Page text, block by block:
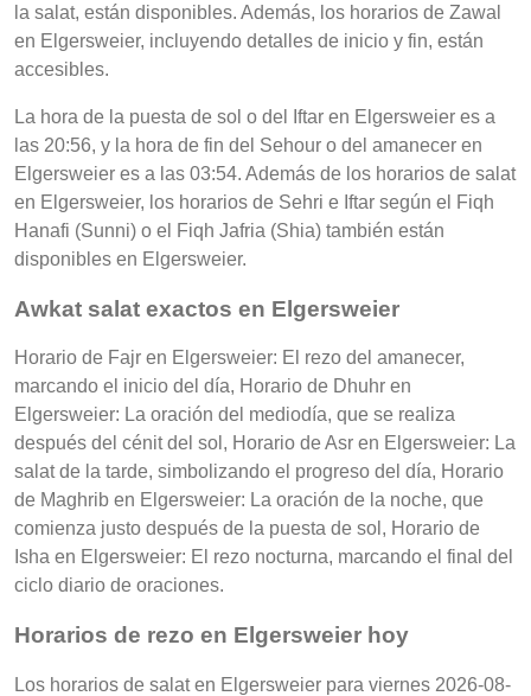
la salat, están disponibles. Además, los horarios de Zawal
en Elgersweier, incluyendo detalles de inicio y fin, están
accesibles.
La hora de la puesta de sol o del Iftar en Elgersweier es a
las 20:56, y la hora de fin del Sehour o del amanecer en
Elgersweier es a las 03:54. Además de los horarios de salat
en Elgersweier, los horarios de Sehri e Iftar según el Fiqh
Hanafi (Sunni) o el Fiqh Jafria (Shia) también están
disponibles en Elgersweier.
Awkat salat exactos en Elgersweier
Horario de Fajr en Elgersweier: El rezo del amanecer,
marcando el inicio del día, Horario de Dhuhr en
Elgersweier: La oración del mediodía, que se realiza
después del cénit del sol, Horario de Asr en Elgersweier: La
salat de la tarde, simbolizando el progreso del día, Horario
de Maghrib en Elgersweier: La oración de la noche, que
comienza justo después de la puesta de sol, Horario de
Isha en Elgersweier: El rezo nocturna, marcando el final del
ciclo diario de oraciones.
Horarios de rezo en Elgersweier hoy
Los horarios de salat en Elgersweier para viernes 2026-08-